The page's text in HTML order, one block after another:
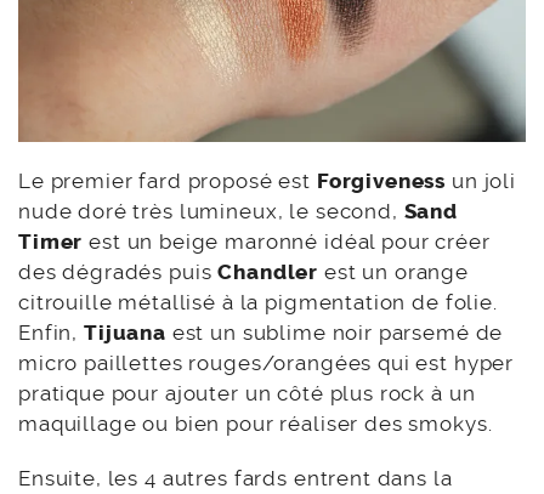
Le premier fard proposé est Forgiveness un joli
nude doré très lumineux, le second, Sand
Timer est un beige maronné idéal pour créer
des dégradés puisChandler est un orange
citrouille métallisé à la pigmentation de folie.
Enfin, Tijuana est un sublime noir parsemé de
micro paillettes rouges/orangées qui est hyper
pratique pour ajouter un côté plus rock à un
maquillage ou bien pour réaliser des smokys.
Ensuite, les 4 autres fards entrent dans la